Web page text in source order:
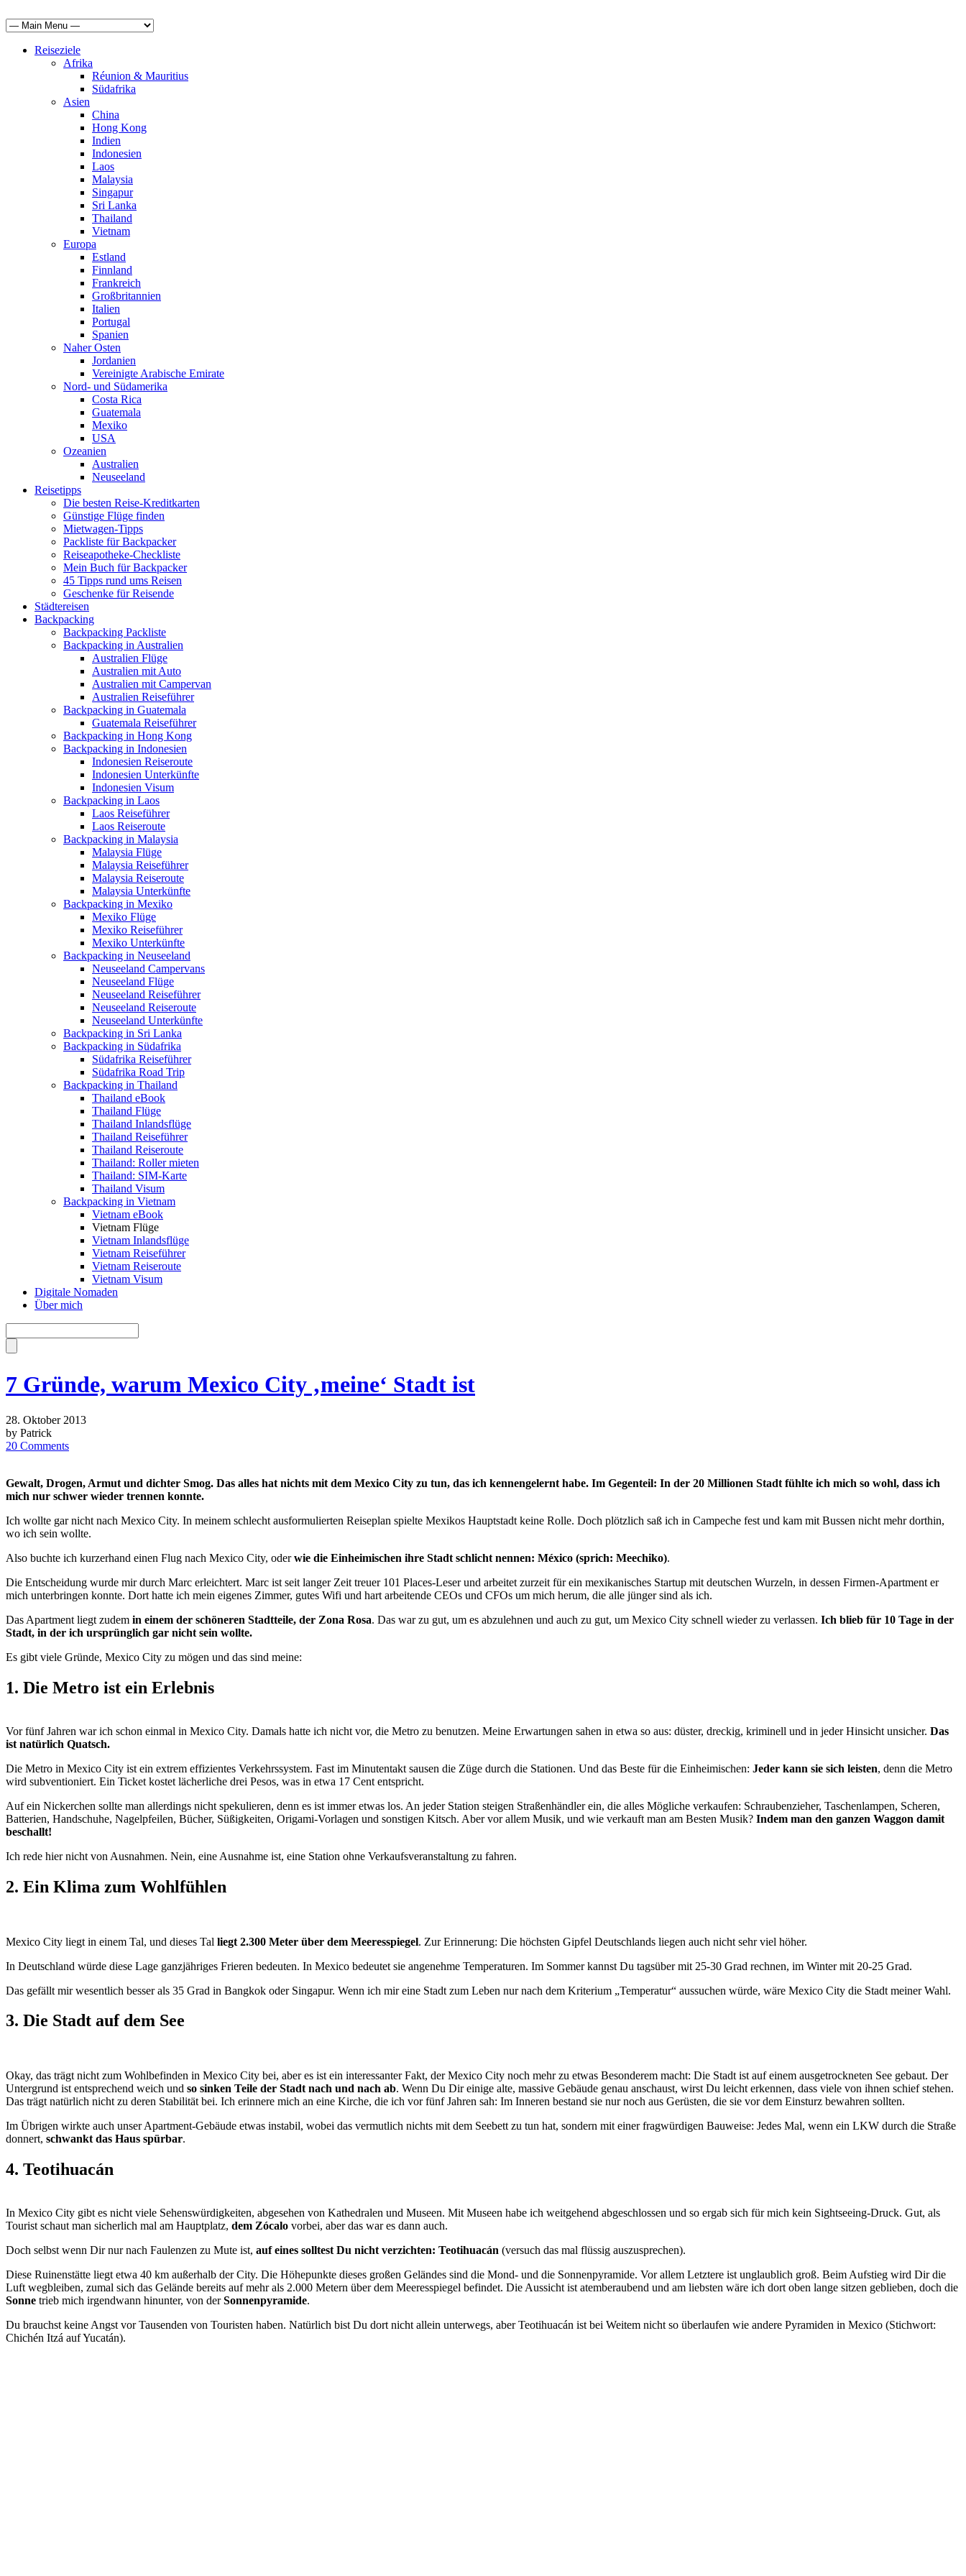
Reiseziele
Afrika
Réunion & Mauritius
Südafrika
Asien
China
Hong Kong
Indien
Indonesien
Laos
Malaysia
Singapur
Sri Lanka
Thailand
Vietnam
Europa
Estland
Finnland
Frankreich
Großbritannien
Italien
Portugal
Spanien
Naher Osten
Jordanien
Vereinigte Arabische Emirate
Nord- und Südamerika
Costa Rica
Guatemala
Mexiko
USA
Ozeanien
Australien
Neuseeland
Reisetipps
Die besten Reise-Kreditkarten
Günstige Flüge finden
Mietwagen-Tipps
Packliste für Backpacker
Reiseapotheke-Checkliste
Mein Buch für Backpacker
45 Tipps rund ums Reisen
Geschenke für Reisende
Städtereisen
Backpacking
Backpacking Packliste
Backpacking in Australien
Australien Flüge
Australien mit Auto
Australien mit Campervan
Australien Reiseführer
Backpacking in Guatemala
Guatemala Reiseführer
Backpacking in Hong Kong
Backpacking in Indonesien
Indonesien Reiseroute
Indonesien Unterkünfte
Indonesien Visum
Backpacking in Laos
Laos Reiseführer
Laos Reiseroute
Backpacking in Malaysia
Malaysia Flüge
Malaysia Reiseführer
Malaysia Reiseroute
Malaysia Unterkünfte
Backpacking in Mexiko
Mexiko Flüge
Mexiko Reiseführer
Mexiko Unterkünfte
Backpacking in Neuseeland
Neuseeland Campervans
Neuseeland Flüge
Neuseeland Reiseführer
Neuseeland Reiseroute
Neuseeland Unterkünfte
Backpacking in Sri Lanka
Backpacking in Südafrika
Südafrika Reiseführer
Südafrika Road Trip
Backpacking in Thailand
Thailand eBook
Thailand Flüge
Thailand Inlandsflüge
Thailand Reiseführer
Thailand Reiseroute
Thailand: Roller mieten
Thailand: SIM-Karte
Thailand Visum
Backpacking in Vietnam
Vietnam eBook
Vietnam Flüge
Vietnam Inlandsflüge
Vietnam Reiseführer
Vietnam Reiseroute
Vietnam Visum
Digitale Nomaden
Über mich
7 Gründe, warum Mexico City ‚meine‘ Stadt ist
28. Oktober 2013
by Patrick
20 Comments
Gewalt, Drogen, Armut und dichter Smog. Das alles hat nichts mit dem Mexico City zu tun, das ich kennengelernt habe. Im Gegenteil: In der 20 Millionen Stadt fühlte ich mich so wohl, dass ich
mich nur schwer wieder trennen konnte.
Ich wollte gar nicht nach Mexico City. In meinem schlecht ausformulierten Reiseplan spielte Mexikos Hauptstadt keine Rolle. Doch plötzlich saß ich in Campeche fest und kam mit Bussen nicht mehr dorthin,
wo ich sein wollte.
Also buchte ich kurzerhand einen Flug nach Mexico City, oderwie die Einheimischen ihre Stadt schlicht nennen: México (sprich: Meechiko).
Die Entscheidung wurde mir durch Marc erleichtert. Marc ist seit langer Zeit treuer 101 Places-Leser und arbeitet zurzeit für ein mexikanisches Startup mit deutschen Wurzeln, in dessen Firmen-Apartment er
mich unterbringen konnte. Dort hatte ich mein eigenes Zimmer, gutes Wifi und hart arbeitende CEOs und CFOs um mich herum, die alle jünger sind als ich.
Das Apartment liegt zudem in einem der schöneren Stadtteile, der Zona Rosa. Das war zu gut, um es abzulehnen und auch zu gut, um Mexico City schnell wieder zu verlassen. Ich blieb für 10 Tage in der
Stadt, in der ich ursprünglich gar nicht sein wollte.
Es gibt viele Gründe, Mexico City zu mögen und das sind meine:
1. Die Metro ist ein Erlebnis
Vor fünf Jahren war ich schon einmal in Mexico City. Damals hatte ich nicht vor, die Metro zu benutzen. Meine Erwartungen sahen in etwa so aus: düster, dreckig, kriminell und in jeder Hinsicht unsicher. Das
ist natürlich Quatsch.
Die Metro in Mexico City ist ein extrem effizientes Verkehrssystem. Fast im Minutentakt sausen die Züge durch die Stationen. Und das Beste für die Einheimischen: Jeder kann sie sich leisten, denn die Metro
wird subventioniert. Ein Ticket kostet lächerliche drei Pesos, was in etwa 17 Cent entspricht.
Auf ein Nickerchen sollte man allerdings nicht spekulieren, denn es ist immer etwas los. An jeder Station steigen Straßenhändler ein, die alles Mögliche verkaufen: Schraubenzieher, Taschenlampen, Scheren,
Batterien, Handschuhe, Nagelpfeilen, Bücher, Süßigkeiten, Origami-Vorlagen und sonstigen Kitsch. Aber vor allem Musik, und wie verkauft man am Besten Musik? Indem man den ganzen Waggon damit
beschallt!
Ich rede hier nicht von Ausnahmen. Nein, eine Ausnahme ist, eine Station ohne Verkaufsveranstaltung zu fahren.
2. Ein Klima zum Wohlfühlen
Mexico City liegt in einem Tal, und dieses Tal liegt 2.300 Meter über dem Meeresspiegel. Zur Erinnerung: Die höchsten Gipfel Deutschlands liegen auch nicht sehr viel höher.
In Deutschland würde diese Lage ganzjähriges Frieren bedeuten. In Mexico bedeutet sie angenehme Temperaturen. Im Sommer kannst Du tagsüber mit 25-30 Grad rechnen, im Winter mit 20-25 Grad.
Das gefällt mir wesentlich besser als 35 Grad in Bangkok oder Singapur. Wenn ich mir eine Stadt zum Leben nur nach dem Kriterium „Temperatur“ aussuchen würde, wäre Mexico City die Stadt meiner Wahl.
3. Die Stadt auf dem See
Okay, das trägt nicht zum Wohlbefinden in Mexico City bei, aber es ist ein interessanter Fakt, der Mexico City noch mehr zu etwas Besonderem macht: Die Stadt ist auf einem ausgetrockneten See gebaut. Der
Untergrund ist entsprechend weich und so sinken Teile der Stadt nach und nach ab. Wenn Du Dir einige alte, massive Gebäude genau anschaust, wirst Du leicht erkennen, dass viele von ihnen schief stehen.
Das trägt natürlich nicht zu deren Stabilität bei. Ich erinnere mich an eine Kirche, die ich vor fünf Jahren sah: Im Inneren bestand sie nur noch aus Gerüsten, die sie vor dem Einsturz bewahren sollten.
Im Übrigen wirkte auch unser Apartment-Gebäude etwas instabil, wobei das vermutlich nichts mit dem Seebett zu tun hat, sondern mit einer fragwürdigen Bauweise: Jedes Mal, wenn ein LKW durch die Straße
donnert, schwankt das Haus spürbar.
4. Teotihuacán
In Mexico City gibt es nicht viele Sehenswürdigkeiten, abgesehen von Kathedralen und Museen. Mit Museen habe ich weitgehend abgeschlossen und so ergab sich für mich kein Sightseeing-Druck. Gut, als
Tourist schaut man sicherlich mal am Hauptplatz, dem Zócalo vorbei, aber das war es dann auch.
Doch selbst wenn Dir nur nach Faulenzen zu Mute ist, auf eines solltest Du nicht verzichten: Teotihuacán (versuch das mal flüssig auszusprechen).
Diese Ruinenstätte liegt etwa 40 km außerhalb der City. Die Höhepunkte dieses großen Geländes sind die Mond- und die Sonnenpyramide. Vor allem Letztere ist unglaublich groß. Beim Aufstieg wird Dir die
Luft wegbleiben, zumal sich das Gelände bereits auf mehr als 2.000 Metern über dem Meeresspiegel befindet. Die Aussicht ist atemberaubend und am liebsten wäre ich dort oben lange sitzen geblieben, doch die
Sonne trieb mich irgendwann hinunter, von derSonnenpyramide.
Du brauchst keine Angst vor Tausenden von Touristen haben. Natürlich bist Du dort nicht allein unterwegs, aber Teotihuacán ist bei Weitem nicht so überlaufen wie andere Pyramiden in Mexico (Stichwort:
Chichén Itzá auf Yucatán).